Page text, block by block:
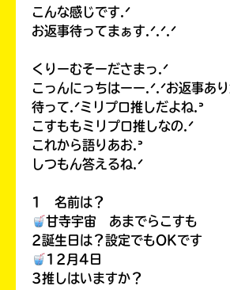
こんな感じです.ᐟ
お返事待ってまぁす.ᐟ.ᐟ.ᐟ
くりーむそーださまっ.ᐟ
こっんにっちはーー.ᐟ.ᐟお返事あ
待って.ᐟミリプロ推しだよね.ᐣ
こすももミリプロ推しなの.ᐟ
これから語りあお.ᐣ
しつもん答えるね.ᐟ
1 名前は？
甘寺宇宙 あまでらこすも
2誕生日は？設定でもOKです
12月4日
3推しはいますか？